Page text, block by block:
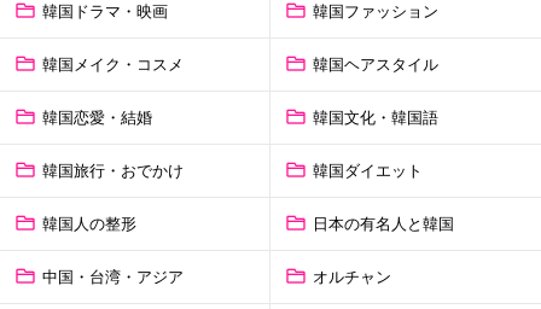
韓国ドラマ・映画 韓国ファッション
韓国メイク・コスメ 韓国ヘアスタイル
韓国恋愛・結婚 韓国文化・韓国語
韓国旅行・おでかけ 韓国ダイエット
韓国人の整形 日本の有名人と韓国
中国・台湾・アジア オルチャン